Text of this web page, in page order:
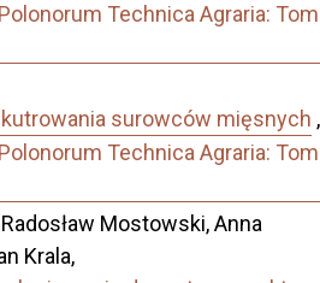
Technica Agraria: Tom
kutrowania surowców mięsnych ,
Technica Agraria: Tom
Mostowski, Anna
Krala,